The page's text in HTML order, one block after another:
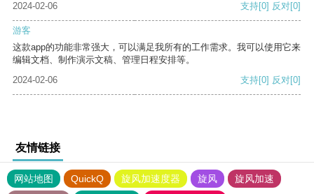
2024-02-06
支持[0] 反对[0]
游客
这款app的功能非常强大，可以满足我所有的工作需求。我可以使用它来
编辑文档、制作演示文稿、管理日程安排等。
2024-02-06
支持[0] 反对[0]
友情链接
网站地图 QuickQ 旋风加速度器 旋风
旋风加速